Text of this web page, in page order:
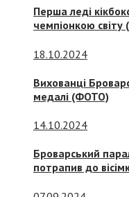
Перша леді
чемпіонкою
18.10.2024
Вихованці
медалі (ФОТО)
14.10.2024
Броварський
потрапив до